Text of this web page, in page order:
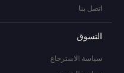
اتصل بنا
التسوق
سياسة الاسترجاع